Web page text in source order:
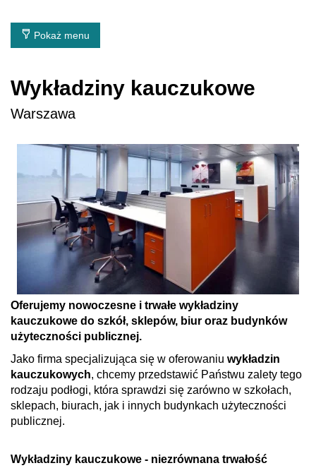
Pokaż menu
Wykładziny kauczukowe
Warszawa
Oferujemy nowoczesne i trwałe wykładziny
kauczukowe do szkół, sklepów, biur oraz budynków
użyteczności publicznej.
Jako firma specjalizująca się w oferowaniu wykładzin
kauczukowych, chcemy przedstawić Państwu zalety tego
rodzaju podłogi, która sprawdzi się zarówno w szkołach,
sklepach, biurach, jak i innych budynkach użyteczności
publicznej.
Wykładziny kauczukowe - niezrównana trwałość